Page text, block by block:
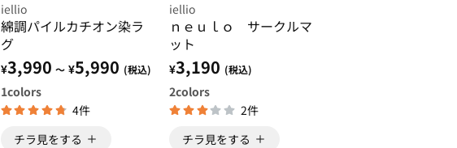
iellio
綿調パイルカチオン染ラ
グ
¥3,990 ～ ¥5,990 (税込)
1colors
4件
チラ見をする
iellio
ｎｅｕｌｏ サークルマ
ット
¥3,190 (税込)
2colors
2件
チラ見をする